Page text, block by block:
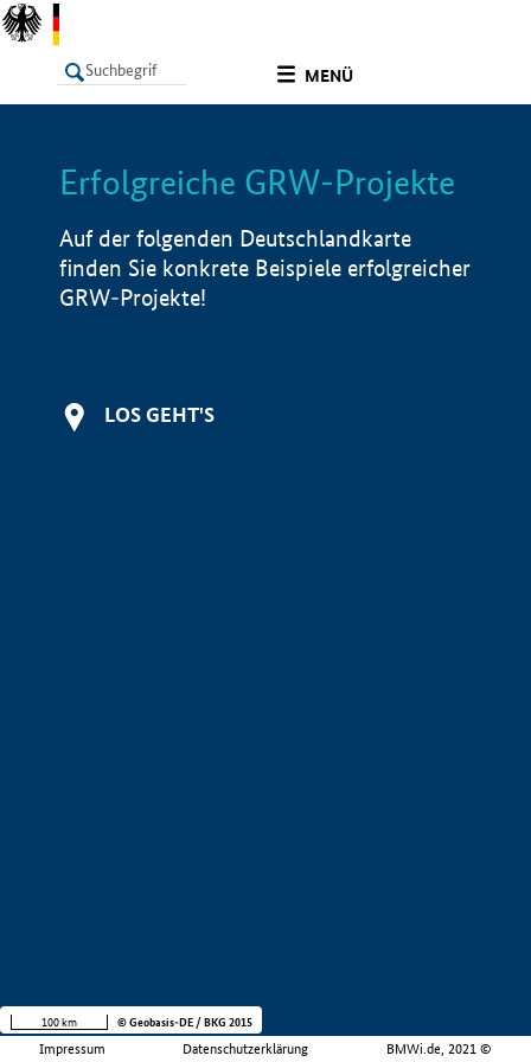
MENÜ
LISTE Info
Erfolgreiche GRW-Projekte
Auf der folgenden Deutschlandkarte
finden Sie konkrete Beispiele erfolgreicher
GRW-Projekte!
LOS GEHT'S
Impressum Datenschutzerklärung BMWi.de, 2021 ©
100 km © Geobasis-DE / BKG 2015